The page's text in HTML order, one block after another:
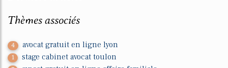
Thèmes associés
4 avocat gratuit en ligne lyon
1 stage cabinet avocat toulon